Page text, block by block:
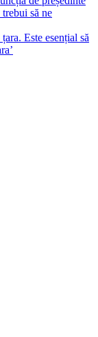
să ne
Este esențial să